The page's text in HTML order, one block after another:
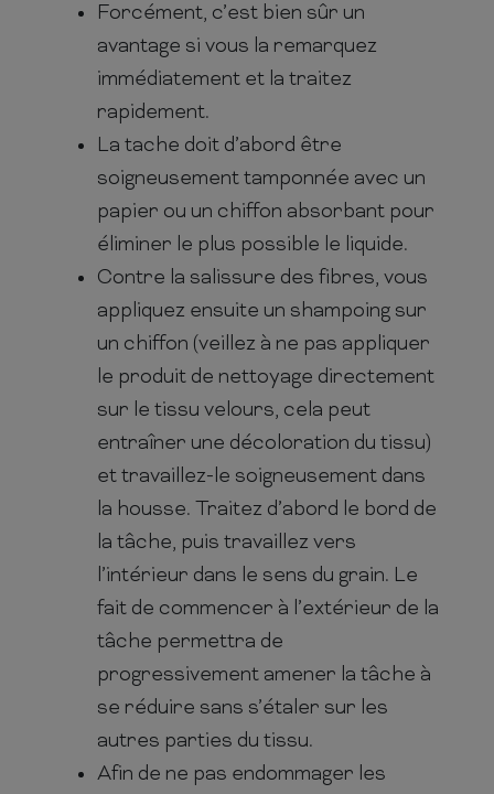
Forcément, c’est bien sûr un
avantage si vous la remarquez
immédiatement et la traitez
rapidement.
La tache doit d’abord être
soigneusement tamponnée avec un
papier ou un chiffon absorbant pour
éliminer le plus possible le liquide.
Contre la salissure des fibres, vous
appliquez ensuite un shampoing sur
un chiffon (veillez à ne pas appliquer
le produit de nettoyage directement
sur le tissu velours, cela peut
entraîner une décoloration du tissu)
et travaillez-le soigneusement dans
la housse. Traitez d’abord le bord de
la tâche, puis travaillez vers
l’intérieur dans le sens du grain. Le
fait de commencer à l’extérieur de la
tâche permettra de
progressivement amener la tâche à
se réduire sans s’étaler sur les
autres parties du tissu.
Afin de ne pas endommager les